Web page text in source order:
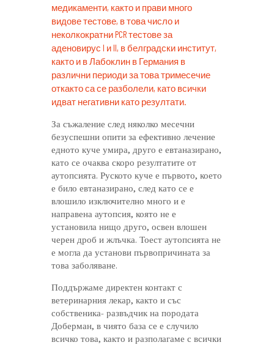
медикаменти, както и прави много
видове тестове, в това число и
неколкократни PCR тестове за
аденовирус I и II, в белградски институт,
както и в Лабоклин в Германия в
различни периоди за това тримесечие
откакто са се разболели, като всички
идват негативни като резултати.
За съжаление след няколко месечни
безуспешни опити за ефективно лечение
едното куче умира, друго е евтаназирано,
като се очаква скоро резултатите от
аутопсията. Руското куче е първото, което
е било евтаназирано, след като се е
влошило изключително много и е
направена аутопсия, която не е
установила нищо друго, освен влошен
черен дроб и жлъчка. Тоест аутопсията не
е могла да установи първопричината за
това заболяване.
Поддържаме директен контакт с
ветеринарния лекар, както и със
собственика- развъдчик на породата
Доберман, в чиято база се е случило
всичко това, както и разполагаме с всички